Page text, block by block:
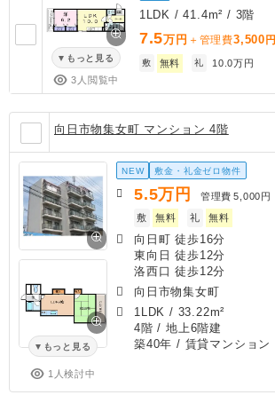
もっと見る
3人閲覧中
1LDK / 41.4m² / 3階
7.5万円 ＋管理費3,500 円
敷 無料 礼 10.0万円
向日市物集女町 マンション 4階
もっと見る
1人検討中
NEW 敷金・礼金ゼロ物件
5.5万円 管理費 5,000円
敷
無料 礼 無料
向日町 徒歩16分
東向日 徒歩12分
洛西口 徒歩12分
向日市物集女町
1LDK / 33.22m²
4階 / 地上6階建
築40年 / 賃貸マンション